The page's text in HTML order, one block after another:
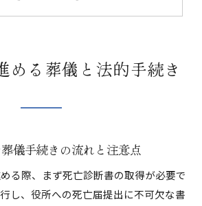
の葬儀法手順と負担軽減のポイント
を抑えるための法的申請ポイント
と法的支援の受給方法を解説
葬儀申請時の注意点を解説
一般的な流れと葬儀申請の基本
める葬儀と法的手続き
儀手続きの流れと注意点
る際、まず死亡診断書の取得が必要で
し、役所への死亡届提出に不可欠な書